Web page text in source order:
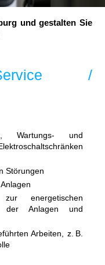
und gestalten Sie
/
, Wartungs- und
Störungen
energetischen
der Anlagen und
Arbeiten, z. B.